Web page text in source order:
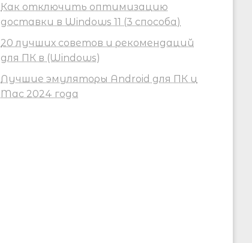
Как отключить оптимизацию
доставки в Windows 11 (3 способа)
20 лучших советов и рекомендаций
для ПК в (Windows)
Лучшие эмуляторы Android для ПК и
Mac 2024 года